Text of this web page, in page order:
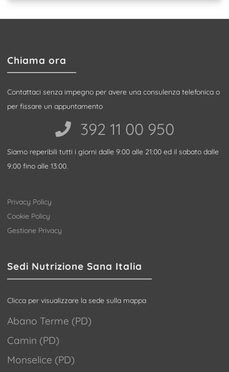
Chiama ora
Contattaci senza impegno per avere una consulenza telefonica o
per fissare un appuntamento
392 11 00 950‬
Siamo reperibili tutti i giorni dalle 9:00 alle 21:00 ed il sabato dalle
9:00 fino alle 13:00.
Privacy Policy
Cookie Policy
Gestione Privacy
Sedi Nutrizione Sana Italia
Clicca per visualizzare la sede sulla mappa
Abano Terme (PD)
Camin (PD)
Monselice (PD)